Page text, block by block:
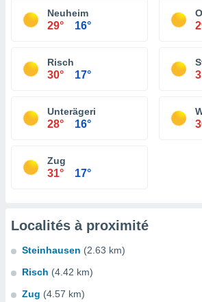
Neuheim
29° 16°
Risch
30° 17°
Unterägeri
28° 16°
Zug
31° 17°
Localités à proximité
Steinhausen (2.63 km)
Risch (4.42 km)
Zug (4.57 km)